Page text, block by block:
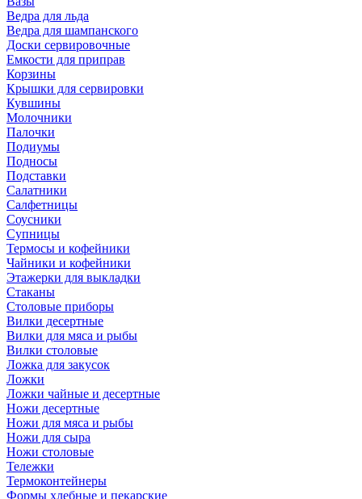
Ведра для льда
Ведра для шампанского
Доски сервировочные
Емкости для приправ
Корзины
Крышки для сервировки
Кувшины
Молочники
Палочки
Подиумы
Подносы
Подставки
Салатники
Салфетницы
Соусники
Супницы
Термосы и кофейники
Чайники и кофейники
Этажерки для выкладки
Стаканы
Столовые приборы
Вилки десертные
Вилки для мяса и рыбы
Вилки столовые
Ложка для закусок
Ложки
Ложки чайные и десертные
Ножи десертные
Ножи для мяса и рыбы
Ножи для сыра
Ножи столовые
Тележки
Термоконтейнеры
Формы хлебные и пекарские